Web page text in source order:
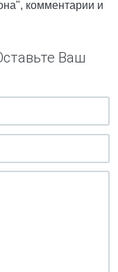
комментарии и
Ваш